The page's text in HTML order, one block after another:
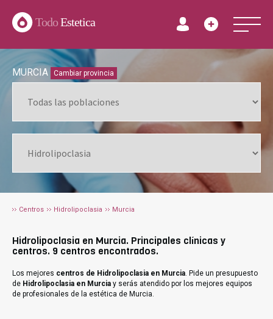
TodoEstetica
MURCIA Cambiar provincia
Centros Hidrolipoclasia Murcia
Hidrolipoclasia en Murcia. Principales clínicas y
centros. 9 centros encontrados.
Los mejores centros de Hidrolipoclasia en Murcia. Pide un presupuesto
de Hidrolipoclasia en Murcia y serás atendido por los mejores equipos
de profesionales de la estética de Murcia.